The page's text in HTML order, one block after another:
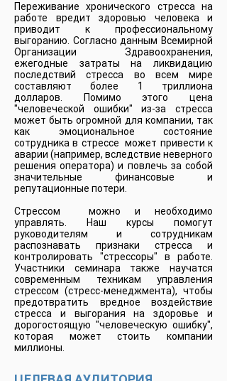
Переживание хронического стресса на
работе вредит здоровью человека и
приводит к профессиональному
выгоранию. Согласно данным Всемирной
Организации Здравоохранения,
ежегодные затраты на ликвидацию
последствий стресса во всем мире
составляют более 1 триллиона
долларов. Помимо этого цена
"человеческой ошибки" из-за стресса
может быть огромной для компании, так
как эмоциональное состояние
сотрудника в стрессе может привести к
аварии (например, вследствие неверного
решения оператора) и повлечь за собой
значительные финансовые и
репутационные потери.
Стрессом можно и необходимо
управлять. Наш курсы помогут
руководителям и сотрудникам
распознавать признаки стресса и
контролировать "стрессоры" в работе.
Участники семинара также научатся
современным техникам управления
стрессом (стресс-менеджмента), чтобы
предотвратить вредное воздействие
стресса и выгорания на здоровье и
дорогостоящую "человеческую ошибку",
которая может стоить компании
миллионы.